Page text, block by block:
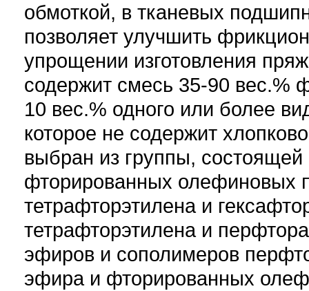
обмоткой, в тканевых
позволяет улучшить
упрощении изготовления
содержит смесь 35-90 вес.%
10 вес.% одного или более
которое не содержит
выбран из группы, состоящей
фторированных олефиновых
тетрафторэтилена и
тетрафторэтилена и
эфиров и сополимеров
эфира и фторированных